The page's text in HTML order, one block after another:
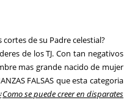
de su Padre celestial?
de los TJ. Con tan negativos
mas grande nacido de mujer
FALSAS que esta categoria
se puede creer en disparates